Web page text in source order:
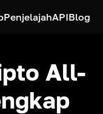
PenjelajahAPIBlog
All-